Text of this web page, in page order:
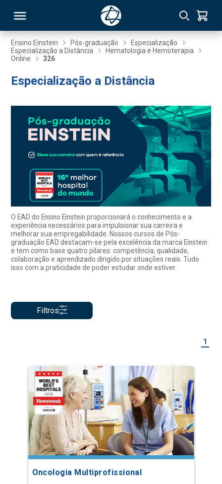
Ensino Einstein Pós-graduação
Especialização
Especialização a Distância
Hematologia e Hemoterapia
Online
326
Especialização a Distância
O EAD do Ensino Einstein proporcionará o conhecimento e a
experiência necessários para impulsionar sua carreira e
melhorar sua empregabilidade. Nossos cursos de Pós-
graduação EAD destacam-se pela excelência da marca Einstein
e tem como base quatro pilares: competência, qualidade,
colaboração e aprendizado dirigido por situações reais. Tudo
isso com a praticidade de poder estudar onde estiver.
Filtros
1
Oncologia Multiprofissional